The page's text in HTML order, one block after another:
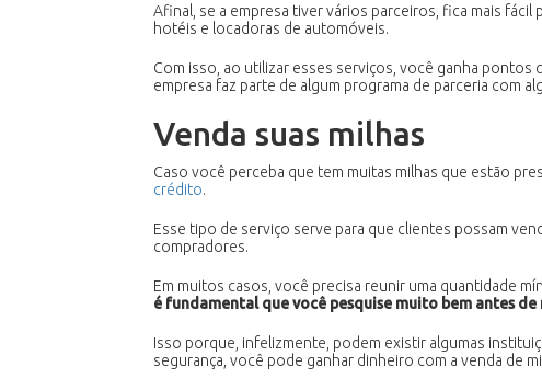
Afinal, se a empresa tiver vários parceiros, fica mais
hotéis e locadoras de automóveis.
Com isso, ao utilizar esses serviços, você ganha pontos
empresa faz parte de algum programa de parceria com
Venda suas milhas
Caso você perceba que tem muitas milhas que estão
crédito.
Esse tipo de serviço serve para que clientes possam
compradores.
Em muitos casos, você precisa reunir uma quantidade
é fundamental que você pesquise muito bem antes de
Isso porque, infelizmente, podem existir algumas
segurança, você pode ganhar dinheiro com a venda de